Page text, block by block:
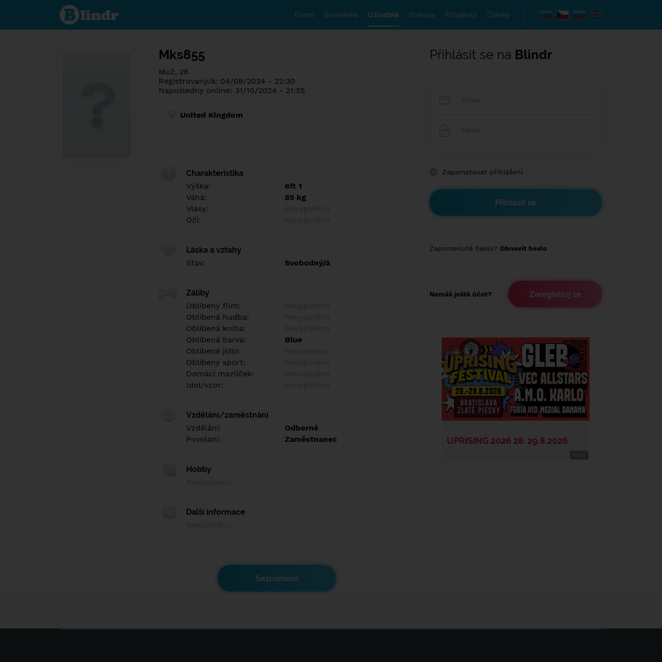
Poznej co je
pod maskou.
Seznamovací
Domů Seznamka Uživatelé Diskuze Příspěvky Články
Mks855
Muž, 26
Registrovaný/á: 04/08/2024 - 22:30
Naposledny online: 31/10/2024 - 21:55
United Kingdom
Charakteristika
Výška:
6ft 1
Váha:
85 kg
Vlasy:
Oči:
Láska a vztahy
Stav:
Svobodný/á
Záliby
Oblíbený film:
Oblíbená hudba:
Oblíbená kniha:
Oblíbená barva:
Blue
Oblíbené jídlo:
Oblíbený sport:
Domácí mazlíček:
Idol/vzor:
Vzdělání/zaměstnání
Vzdělání:
Odborné
Povolání:
Zaměstnanec
Hobby
Další informace
Seznámení
Přihlásit se na Blindr
Zapamatovat přihlášení
Zapomenuté heslo? Obnovit heslo
Nemáš ještě účet? Zaregistruj se